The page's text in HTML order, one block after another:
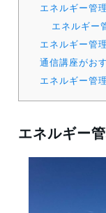
エネルギー管
エネルギー
エネルギー管
通信講座がお
エネルギー管
エネルギー